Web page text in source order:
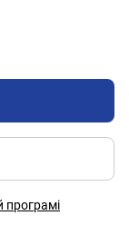
програмі